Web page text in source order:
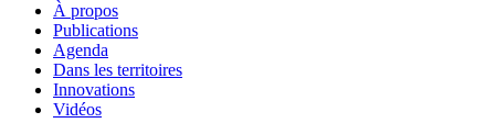
À propos
Publications
Agenda
Dans les territoires
Innovations
Vidéos